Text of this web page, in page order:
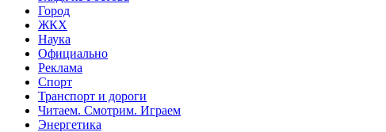
Город
ЖКХ
Наука
Официально
Реклама
Спорт
Транспорт и дороги
Читаем. Смотрим. Играем
Энергетика